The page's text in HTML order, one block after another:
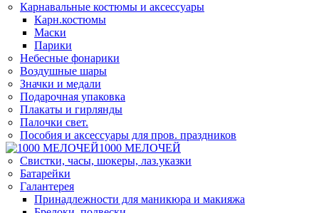
Карнавальные костюмы и аксессуары
Карн.костюмы
Маски
Парики
Небесные фонарики
Воздушные шары
Значки и медали
Подарочная упаковка
Плакаты и гирлянды
Палочки свет.
Пособия и аксессуары для пров. праздников
1000 МЕЛОЧЕЙ
Свистки, часы, шокеры, лаз.указки
Батарейки
Галантерея
Принадлежности для маникюра и макияжа